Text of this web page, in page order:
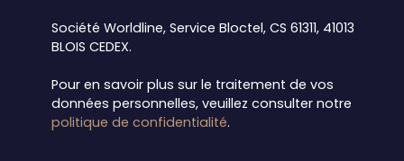
Société Worldline, Service Bloctel, CS 61311, 41013
BLOIS CEDEX.
Pour en savoir plus sur le traitement de vos
données personnelles, veuillez consulter notre
politique de confidentialité.